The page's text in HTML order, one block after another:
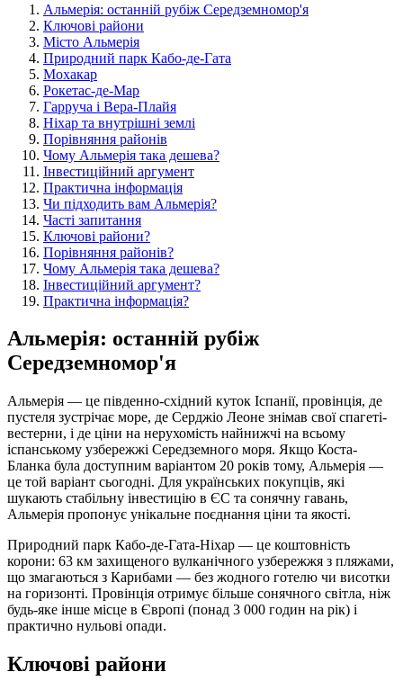
Альмерія: останній рубіж Середземномор'я
Ключові райони
Місто Альмерія
Природний парк Кабо-де-Гата
Мохакар
Рокетас-де-Мар
Гарруча і Вера-Плайя
Ніхар та внутрішні землі
Порівняння районів
Чому Альмерія така дешева?
Інвестиційний аргумент
Практична інформація
Чи підходить вам Альмерія?
Часті запитання
Ключові райони?
Порівняння районів?
Чому Альмерія така дешева?
Інвестиційний аргумент?
Практична інформація?
Альмерія: останній рубіж
Середземномор'я
Альмерія — це південно-східний куток Іспанії, провінція, де
пустеля зустрічає море, де Серджіо Леоне знімав свої спагеті-
вестерни, і де ціни на нерухомість найнижчі на всьому
іспанському узбережжі Середземного моря. Якщо Коста-
Бланка була доступним варіантом 20 років тому, Альмерія —
це той варіант сьогодні. Для українських покупців, які
шукають стабільну інвестицію в ЄС та сонячну гавань,
Альмерія пропонує унікальне поєднання ціни та якості.
Природний парк Кабо-де-Гата-Ніхар — це коштовність
корони: 63 км захищеного вулканічного узбережжя з пляжами,
що змагаються з Карибами — без жодного готелю чи висотки
на горизонті. Провінція отримує більше сонячного світла, ніж
будь-яке інше місце в Європі (понад 3 000 годин на рік) і
практично нульові опади.
Ключові райони